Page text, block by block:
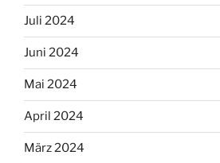
Juli 2024
Juni 2024
Mai 2024
April 2024
März 2024